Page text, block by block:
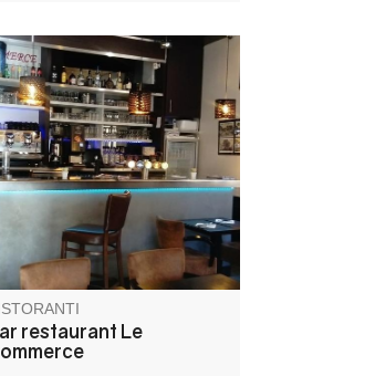
insalate... Menu
ed estivo.
restaurant Le